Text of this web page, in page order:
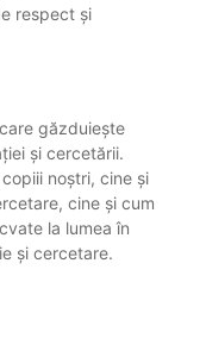
respect și
găzduiește
și cercetării.
noștri, cine și
cine și cum
la lumea în
și cercetare.